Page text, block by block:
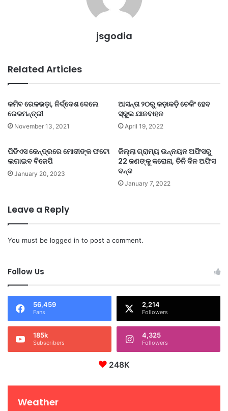
jsgodia
Related Articles
କମିବ ରେଳଭଡ଼ା, ନିର୍ଦ୍ଦେଶ ଦେଲେ
ରେଳମନ୍ତ୍ରୀ
November 13, 2021
ଆସନ୍ତା ୨୦ରୁ କଡ଼ାକଡ଼ି ଚେକିଂ ହେବ
ସ୍କୁଲ ଯାନବାହନ
April 19, 2022
ପିଡିଏସ କେନ୍ଦ୍ରରେ ମୋଦୀଙ୍କ ଫଟୋ
ଲଗାଇବ ବିଜେପି
January 20, 2023
ଜିଲ୍ଲା ଗ୍ରାମ୍ୟ ଉନ୍ନୟନ ଅଫିସରୁ
22 ଜଣଙ୍କୁ କରୋନା, ତିନି ଦିନ ଅଫିସ
ବନ୍ଦ
January 7, 2022
Leave a Reply
You must be logged in to post a comment.
Follow Us
56,459
Fans
2,214
Followers
185k
Subscribers
4,325
Followers
248K
Weather